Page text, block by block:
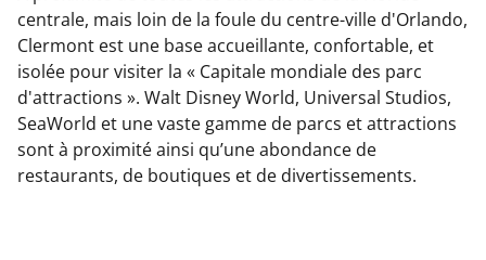
centrale, mais loin de la foule du centre-ville d'Orlando,
Clermont est une base accueillante, confortable, et
isolée pour visiter la « Capitale mondiale des parc
d'attractions ». Walt Disney World, Universal Studios,
SeaWorld et une vaste gamme de parcs et attractions
sont à proximité ainsi qu’une abondance de
restaurants, de boutiques et de divertissements.